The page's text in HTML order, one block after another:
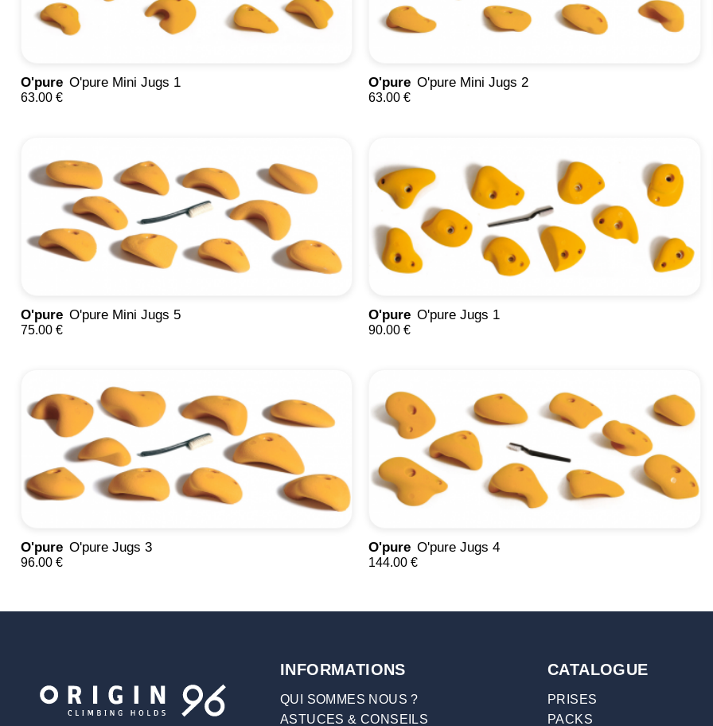
O'pure O'pure Mini Jugs 1
63.00 €
O'pure O'pure Mini Jugs 2
63.00 €
O'pure O'pure Mini Jugs 5
75.00 €
O'pure O'pure Jugs 1
90.00 €
O'pure O'pure Jugs 3
96.00 €
O'pure O'pure Jugs 4
144.00 €
INFORMATIONS
QUI SOMMES NOUS ?
ASTUCES & CONSEILS
CATALOGUE
PRISES
PACKS